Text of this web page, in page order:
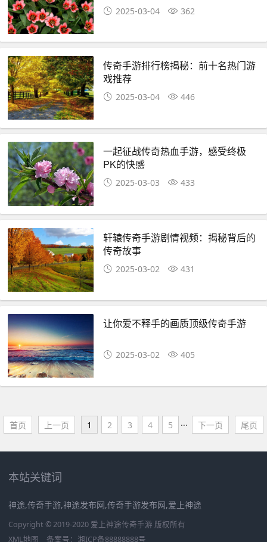
2025-03-04 362
传奇手游排行榜揭秘：前十名热门游
戏推荐
2025-03-04 446
一起征战传奇热血手游，感受终极
PK的快感
2025-03-03 433
轩辕传奇手游剧情视频：揭秘背后的
传奇故事
2025-03-02 431
让你爱不释手的画质顶级传奇手游
2025-03-02 405
首页 上一页 1 2 3 4 5 ··· 下一页 尾页
本站关键词
神途,传奇手游,神途发布网,传奇手游发布网,爱上神途
Copyright © 2019-2020 爱上神途传奇手游 版权所有
XML地图
备案号： 湘ICP备88888888号